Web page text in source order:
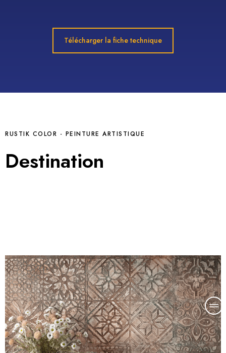
Télécharger la fiche technique
RUSTIK COLOR - PEINTURE ARTISTIQUE
Destination